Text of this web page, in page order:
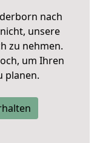
nach
unsere
zu nehmen.
um Ihren
planen.